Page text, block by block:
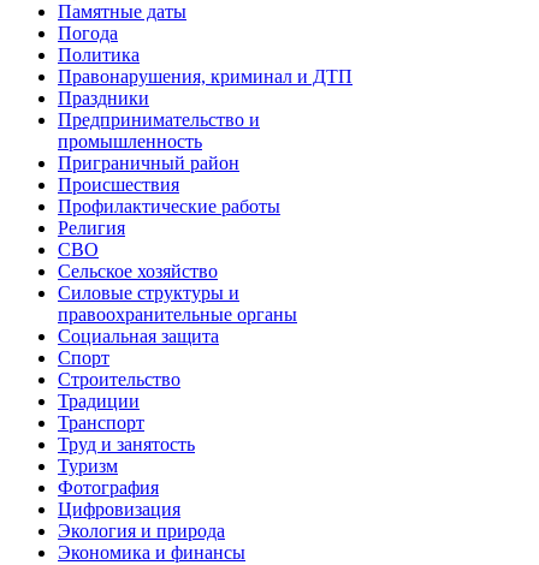
Памятные даты
Погода
Политика
Правонарушения, криминал и ДТП
Праздники
Предпринимательство и
промышленность
Приграничный район
Происшествия
Профилактические работы
Религия
СВО
Сельское хозяйство
Силовые структуры и
правоохранительные органы
Социальная защита
Спорт
Строительство
Традиции
Транспорт
Труд и занятость
Туризм
Фотография
Цифровизация
Экология и природа
Экономика и финансы